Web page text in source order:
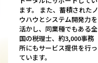
ます。 また、蓄積されたノ
ウハウとシステム開発力を
活かし、同業種でもある全
国の税理士、約3,000事務
所にもサービス提供を行っ
ています。